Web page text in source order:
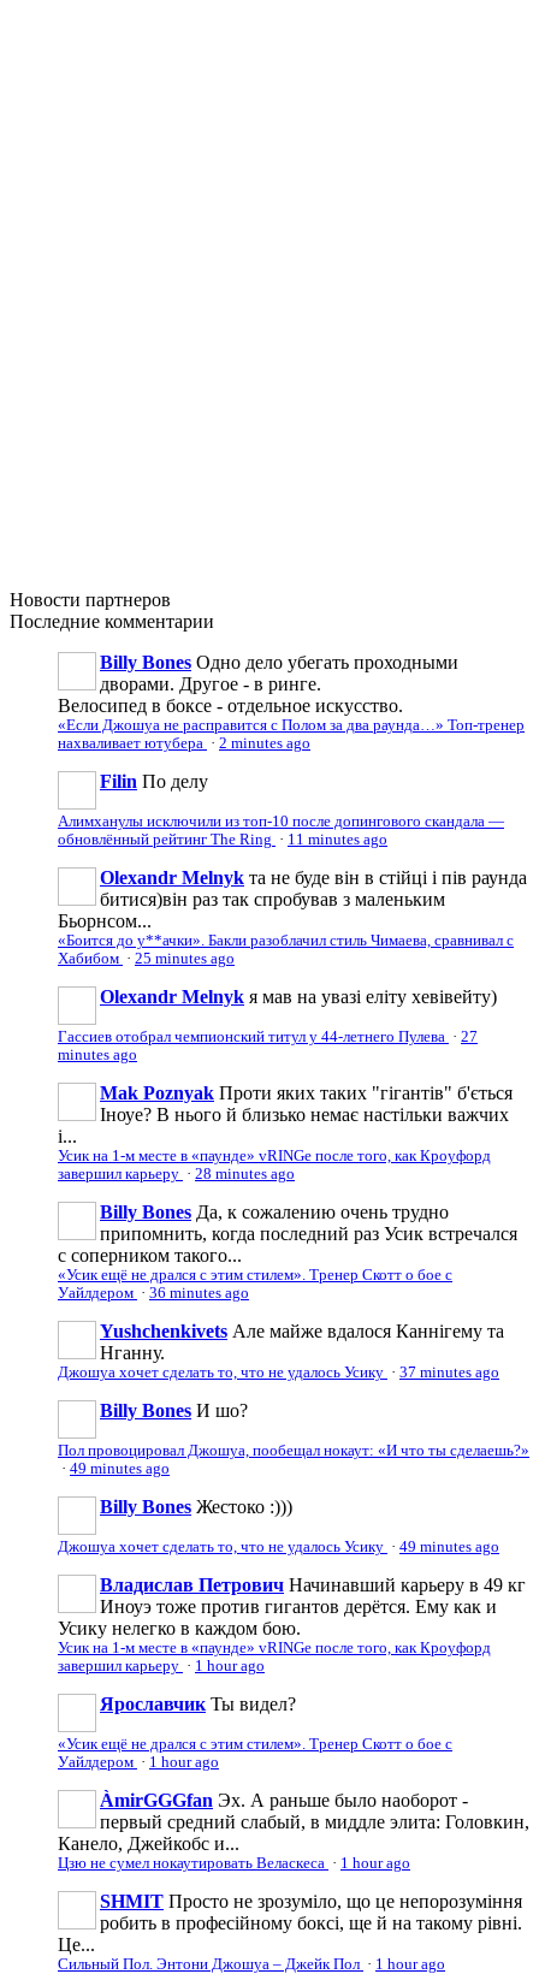
Новости партнеров
Последние комментарии
Billy Bones Одно дело убегать проходными
дворами. Другое - в ринге.
Велосипед в боксе - отдельное искусство.
«Если Джошуа не расправится с Полом за два раунда…» Топ-тренер
нахваливает ютубера · 2 minutes ago
Filin По делу
Алимханулы исключили из топ-10 после допингового скандала —
обновлённый рейтинг The Ring · 11 minutes ago
Olexandr Melnyk та не буде він в стійці і пів раунда
битися)він раз так спробував з маленьким
Бьорнсом...
«Боится до у**ачки». Бакли разоблачил стиль Чимаева, сравнивал с
Хабибом · 25 minutes ago
Olexandr Melnyk я мав на увазі еліту хевівейту)
Гассиев отобрал чемпионский титул у 44-летнего Пулева · 27
minutes ago
Mak Poznyak Проти яких таких "гігантів" б'ється
Іноуе? В нього й близько немає настільки важчих
і...
Усик на 1-м месте в «паунде» vRINGe после того, как Кроуфорд
завершил карьеру · 28 minutes ago
Billy Bones Да, к сожалению очень трудно
припомнить, когда последний раз Усик встречался
с соперником такого...
«Усик ещё не дрался с этим стилем». Тренер Скотт о бое с
Уайлдером · 36 minutes ago
Yushchenkivets Але майже вдалося Каннігему та
Нганну.
Джошуа хочет сделать то, что не удалось Усику · 37 minutes ago
Billy Bones И шо?
Пол провоцировал Джошуа, пообещал нокаут: «И что ты сделаешь?»
· 49 minutes ago
Billy Bones Жестоко :)))
Джошуа хочет сделать то, что не удалось Усику · 49 minutes ago
Владислав Петрович Начинавший карьеру в 49 кг
Иноуэ тоже против гигантов дерётся. Ему как и
Усику нелегко в каждом бою.
Усик на 1-м месте в «паунде» vRINGe после того, как Кроуфорд
завершил карьеру · 1 hour ago
Ярославчик Ты видел?
«Усик ещё не дрался с этим стилем». Тренер Скотт о бое с
Уайлдером · 1 hour ago
ÀmirGGGfan Эх. А раньше было наоборот -
первый средний слабый, в миддле элита: Головкин,
Канело, Джейкобс и...
Цзю не сумел нокаутировать Веласкеса · 1 hour ago
SHMIT Просто не зрозуміло, що це непорозуміння
робить в професійному боксі, ще й на такому рівні.
Це...
Сильный Пол. Энтони Джошуа – Джейк Пол · 1 hour ago